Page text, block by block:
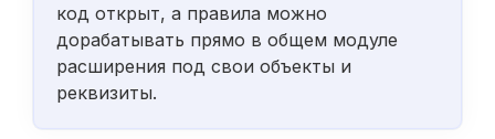
код открыт, а правила можно
дорабатывать прямо в общем модуле
расширения под свои объекты и
реквизиты.